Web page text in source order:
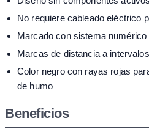
No requiere cableado eléctrico
Marcado con sistema
Marcas de distancia a
Color negro con rayas rojas
de humo
Beneficios